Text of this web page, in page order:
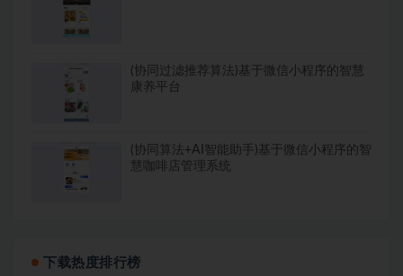
(协同过滤推荐算法)基于微信小程序的智慧
康养平台
(协同算法+AI智能助手)基于微信小程序的智
慧咖啡店管理系统
下载热度排行榜